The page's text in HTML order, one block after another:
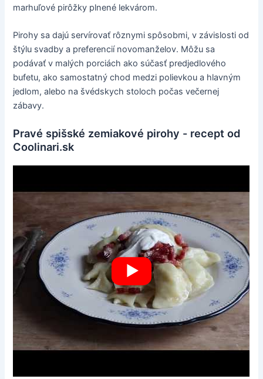
marhuľové pirôžky plnené lekvárom.
Pirohy sa dajú servírovať rôznymi spôsobmi, v závislosti od
štýlu svadby a preferencií novomanželov. Môžu sa
podávať v malých porciách ako súčasť predjedlového
bufetu, ako samostatný chod medzi polievkou a hlavným
jedlom, alebo na švédskych stoloch počas večernej
zábavy.
Pravé spišské zemiakové pirohy - recept od
Coolinari.sk